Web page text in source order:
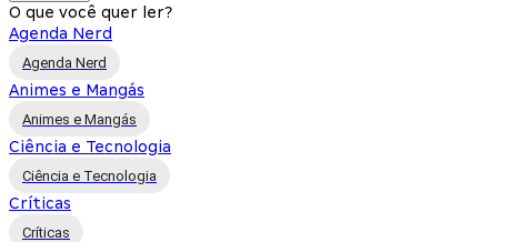
O que você quer ler?
Agenda Nerd
Agenda Nerd
Animes e Mangás
Animes e Mangás
Ciência e Tecnologia
Ciência e Tecnologia
Críticas
Críticas